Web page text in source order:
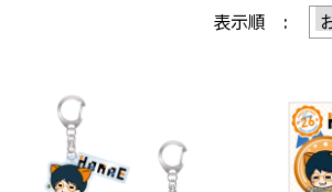
2024 Birthday Goods
2026 summer collections
2025 summer collections
2025 winter collection
表示順 :